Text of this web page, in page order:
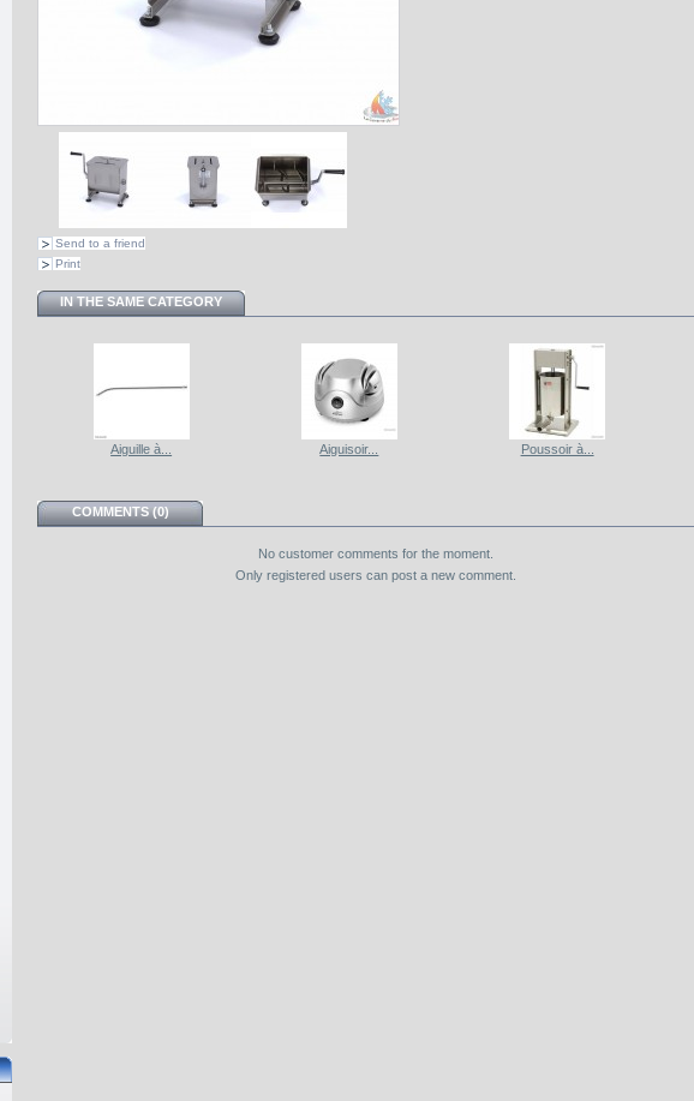
Send to a friend
Print
IN THE SAME CATEGORY
Aiguille à... Aiguisoir... Poussoir à...
COMMENTS (0)
No customer comments for the moment.
Only registered users can post a new comment.